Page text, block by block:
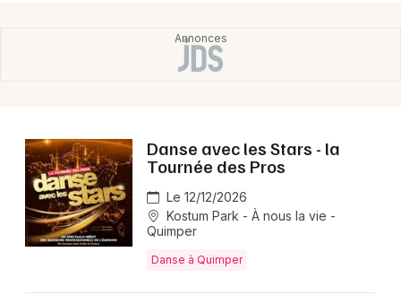
Danse avec les Stars - la
Tournée des Pros
Le 12/12/2026
Kostum Park - À nous la vie -
Quimper
Danse à Quimper